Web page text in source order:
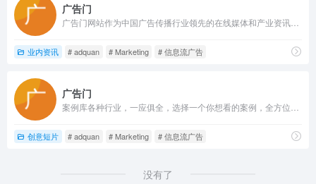
广告门
业内资讯 # adquan # Marketing # 信息流广告
广告门
创意短片 # adquan # Marketing # 信息流广告
没有了